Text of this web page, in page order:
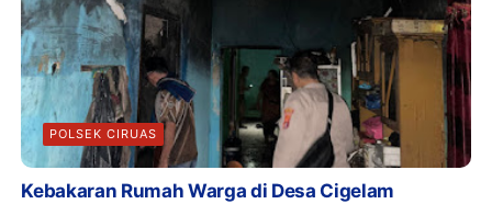
POLSEK CIRUAS
Kebakaran Rumah Warga di Desa Cigelam